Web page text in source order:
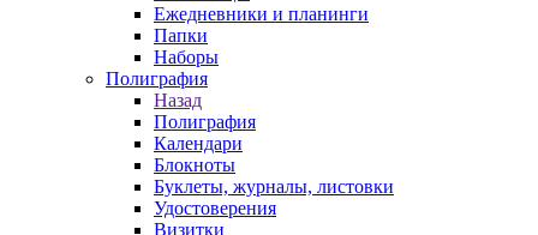
Ежедневники и планинги
Папки
Наборы
Полиграфия
Назад
Полиграфия
Календари
Блокноты
Буклеты, журналы, листовки
Удостоверения
Визитки